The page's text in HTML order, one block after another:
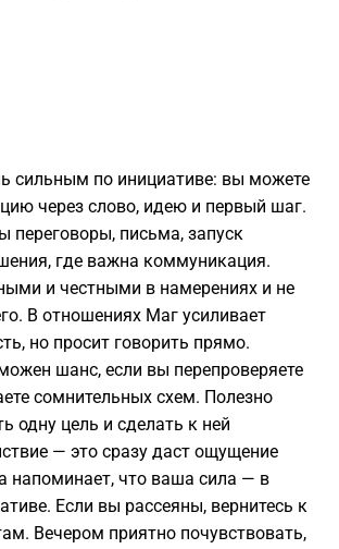
сильным по инициативе: вы можете
через слово, идею и первый шаг.
переговоры, письма, запуск
где важна коммуникация.
и честными в намерениях и не
В отношениях Маг усиливает
но просит говорить прямо.
шанс, если вы перепроверяете
сомнительных схем. Полезно
одну цель и сделать к ней
— это сразу даст ощущение
напоминает, что ваша сила — в
Если вы рассеяны, вернитесь к
Вечером приятно почувствовать,